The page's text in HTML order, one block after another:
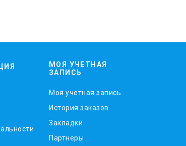
МОЯ УЧЕТНАЯ
ЗАПИСЬ
Моя учетная запись
История заказов
Закладки
Партнеры